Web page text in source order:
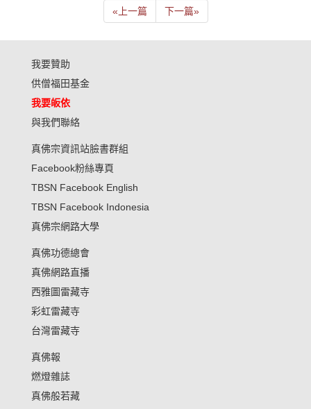
« 上一篇 下一篇»
我要贊助
供僧福田基金
我要皈依
與我們聯絡
真佛宗資訊站臉書群組
Facebook粉絲專頁
TBSN Facebook English
TBSN Facebook Indonesia
真佛宗網路大學
真佛功德總會
真佛網路直播
西雅圖雷藏寺
彩虹雷藏寺
台灣雷藏寺
真佛報
燃燈雜誌
真佛般若藏